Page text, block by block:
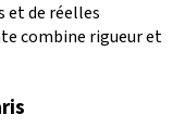
et de réelles
combine rigueur et